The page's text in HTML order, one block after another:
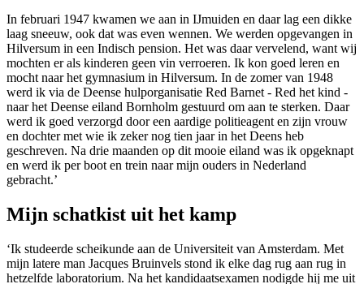
In februari 1947 kwamen we aan in IJmuiden en daar lag een dikke
laag sneeuw, ook dat was even wennen. We werden opgevangen in
Hilversum in een Indisch pension. Het was daar vervelend, want wij
mochten er als kinderen geen vin verroeren. Ik kon goed leren en
mocht naar het gymnasium in Hilversum. In de zomer van 1948
werd ik via de Deense hulporganisatie Red Barnet - Red het kind -
naar het Deense eiland Bornholm gestuurd om aan te sterken. Daar
werd ik goed verzorgd door een aardige politieagent en zijn vrouw
en dochter met wie ik zeker nog tien jaar in het Deens heb
geschreven. Na drie maanden op dit mooie eiland was ik opgeknapt
en werd ik per boot en trein naar mijn ouders in Nederland
gebracht.’
Mijn schatkist uit het kamp
‘Ik studeerde scheikunde aan de Universiteit van Amsterdam. Met
mijn latere man Jacques Bruinvels stond ik elke dag rug aan rug in
hetzelfde laboratorium. Na het kandidaatsexamen nodigde hij me uit